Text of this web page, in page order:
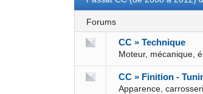
Forums
CC » Technique
Moteur, mécanique,
CC » Finition -
Apparence,